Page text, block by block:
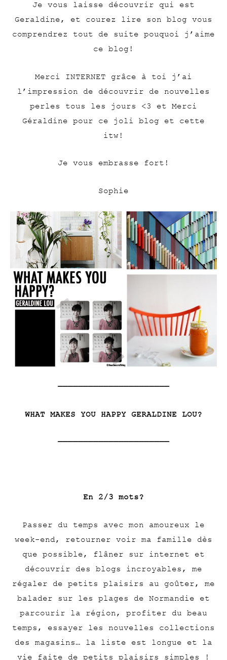
Je vous laisse découvrir qui est
Geraldine, et courez lire son blog vous
comprendrez tout de suite pouquoi j’aime
ce blog!
Merci INTERNET grâce à toi j’ai
l’impression de découvrir de nouvelles
perles tous les jours <3 et Merci
Géraldine pour ce joli blog et cette
itw!
Je vous embrasse fort!
Sophie
——————————————————————
WHAT MAKES YOU HAPPY GERALDINE LOU?
——————————————————————
En 2/3 mots?
Passer du temps avec mon amoureux le
week-end, retourner voir ma famille dès
que possible, flâner sur internet et
découvrir des blogs incroyables, me
régaler de petits plaisirs au goûter, me
balader sur les plages de Normandie et
parcourir la région, profiter du beau
temps, essayer les nouvelles collections
des magasins… la liste est longue et la
vie faite de petits plaisirs simples !